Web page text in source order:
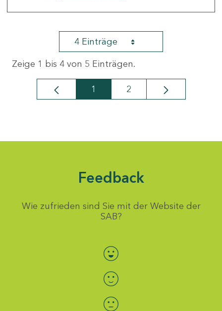
4 Einträge
Zeige 1 bis 4 von 5 Einträgen.
Seite
1 Seite
2
Feedback
Wie zufrieden sind Sie mit der Website der
SAB?
Bewertung auswählen